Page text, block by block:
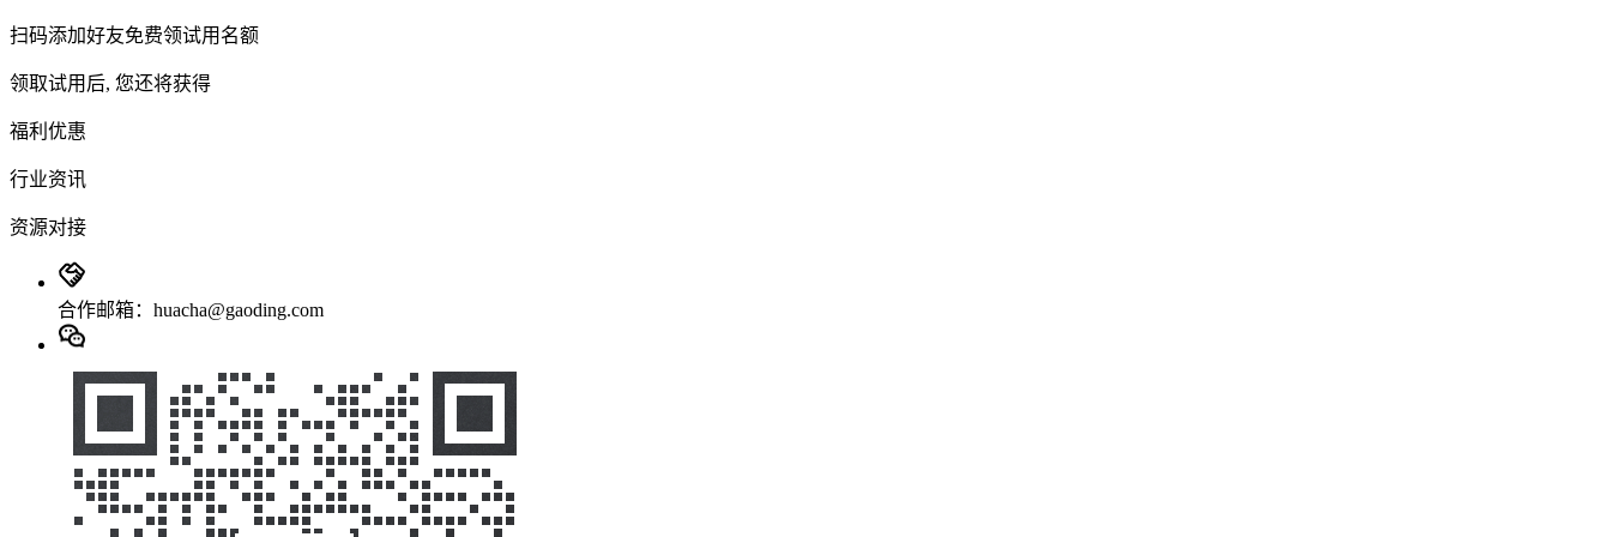
扫码添加好友免费领试用名额
领取试用后, 您还将获得
福利优惠
行业资讯
资源对接
合作邮箱：huacha@gaoding.com